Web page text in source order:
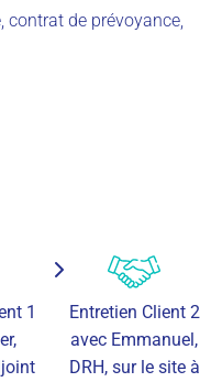
de prévoyance,
1
Entretien Client 2
avec Emmanuel,
DRH, sur le site à